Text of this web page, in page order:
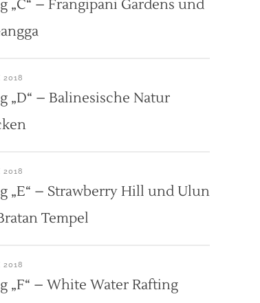
„C“ – Frangipani Gardens und
2018
„D“ – Balinesische Natur
2018
„E“ – Strawberry Hill und Ulun
Tempel
2018
„F“ – White Water Rafting